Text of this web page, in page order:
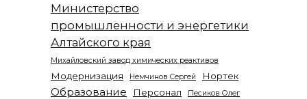
Министерство
промышленности и энергетики
Алтайского края
Михайловский завод химических реактивов
Модернизация Немчинов Сергей Нортек
Образование Персонал
Песиков Олег